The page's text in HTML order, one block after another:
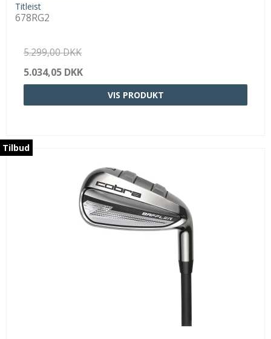
Titleist
678RG2
5.299,00 DKK
5.034,05 DKK
VIS PRODUKT
Tilbud